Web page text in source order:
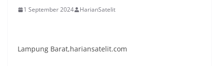
1 September 2024 HarianSatelit
Lampung Barat,hariansatelit.com